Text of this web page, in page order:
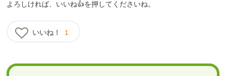
よろしければ、いいね👍を押してくださいね。
いいね！ 1